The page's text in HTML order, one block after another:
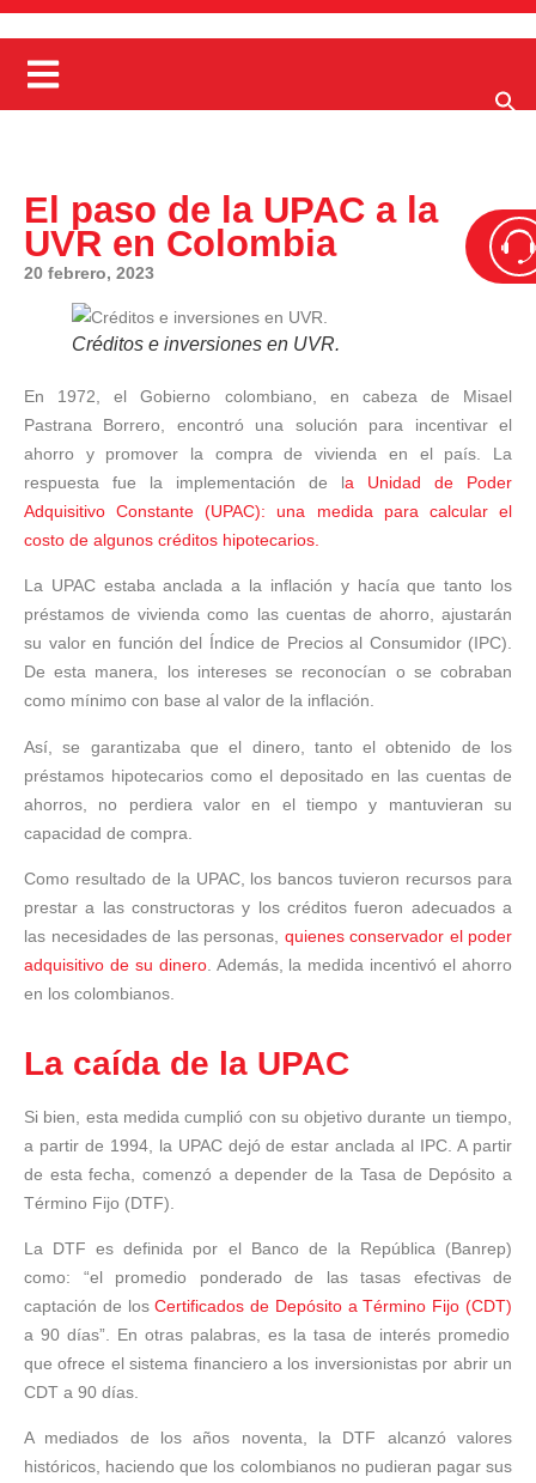
El paso de la UPAC a la
UVR en Colombia
20 febrero, 2023
Créditos e inversiones en UVR.
En 1972, el Gobierno colombiano, en cabeza de Misael
Pastrana Borrero, encontró una solución para incentivar el
ahorro y promover la compra de vivienda en el país. La
respuesta fue la implementación de la Unidad de Poder
Adquisitivo Constante (UPAC): una medida para calcular el
costo de algunos créditos hipotecarios.
La UPAC estaba anclada a la inflación y hacía que tanto los
préstamos de vivienda como las cuentas de ahorro, ajustarán
su valor en función del Índice de Precios al Consumidor (IPC).
De esta manera, los intereses se reconocían o se cobraban
como mínimo con base al valor de la inflación.
Así, se garantizaba que el dinero, tanto el obtenido de los
préstamos hipotecarios como el depositado en las cuentas de
ahorros, no perdiera valor en el tiempo y mantuvieran su
capacidad de compra.
Como resultado de la UPAC, los bancos tuvieron recursos para
prestar a las constructoras y los créditos fueron adecuados a
las necesidades de las personas, quienes conservador el poder
adquisitivo de su dinero. Además, la medida incentivó el ahorro
en los colombianos.
La caída de la UPAC
Si bien, esta medida cumplió con su objetivo durante un tiempo,
a partir de 1994, la UPAC dejó de estar anclada al IPC. A partir
de esta fecha, comenzó a depender de la Tasa de Depósito a
Término Fijo (DTF).
La DTF es definida por el Banco de la República (Banrep)
como: “el promedio ponderado de las tasas efectivas de
captación de losCertificados de Depósito a Término Fijo (CDT)
a 90 días”. En otras palabras, es la tasa de interés promedio
que ofrece el sistema financiero a los inversionistas por abrir un
CDT a 90 días.
A mediados de los años noventa, la DTF alcanzó valores
históricos, haciendo que los colombianos no pudieran pagar sus